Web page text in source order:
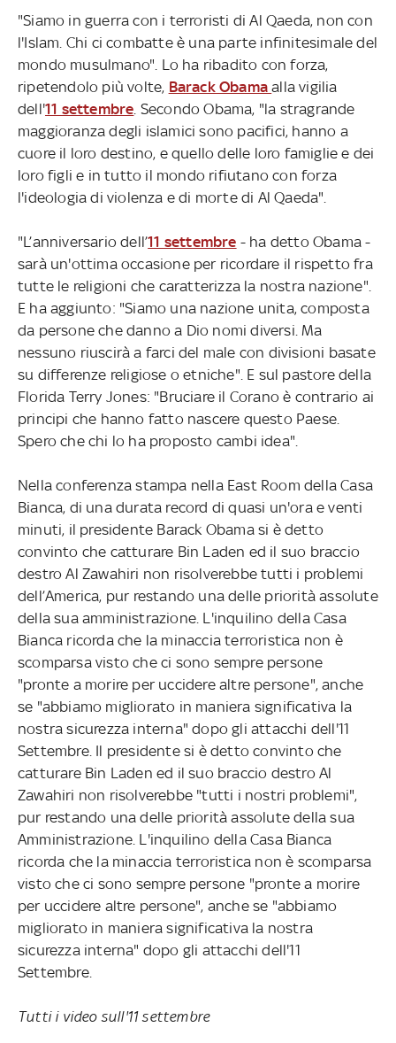
"Siamo in guerra con i terroristi di Al Qaeda, non con
l'Islam. Chi ci combatte è una parte infinitesimale del
mondo musulmano". Lo ha ribadito con forza,
ripetendolo più volte, Barack Obamaalla vigilia
dell'11 settembre . Secondo Obama, "la stragrande
maggioranza degli islamici sono pacifici, hanno a
cuore il loro destino, e quello delle loro famiglie e dei
loro figli e in tutto il mondo rifiutano con forza
l'ideologia di violenza e di morte di Al Qaeda".
"L’anniversario dell’11 settembre - ha detto Obama -
sarà un'ottima occasione per ricordare il rispetto fra
tutte le religioni che caratterizza la nostra nazione".
E ha aggiunto: "Siamo una nazione unita, composta
da persone che danno a Dio nomi diversi. Ma
nessuno riuscirà a farci del male con divisioni basate
su differenze religiose o etniche". E sul pastore della
Florida Terry Jones: "Bruciare il Corano è contrario ai
principi che hanno fatto nascere questo Paese.
Spero che chi lo ha proposto cambi idea".
Nella conferenza stampa nella East Room della Casa
Bianca, di una durata record di quasi un'ora e venti
minuti, il presidente Barack Obama si è detto
convinto che catturare Bin Laden ed il suo braccio
destro Al Zawahiri non risolverebbe tutti i problemi
dell’America, pur restando una delle priorità assolute
della sua amministrazione. L'inquilino della Casa
Bianca ricorda che la minaccia terroristica non è
scomparsa visto che ci sono sempre persone
"pronte a morire per uccidere altre persone", anche
se "abbiamo migliorato in maniera significativa la
nostra sicurezza interna" dopo gli attacchi dell'11
Settembre. Il presidente si è detto convinto che
catturare Bin Laden ed il suo braccio destro Al
Zawahiri non risolverebbe "tutti i nostri problemi",
pur restando una delle priorità assolute della sua
Amministrazione. L'inquilino della Casa Bianca
ricorda che la minaccia terroristica non è scomparsa
visto che ci sono sempre persone "pronte a morire
per uccidere altre persone", anche se "abbiamo
migliorato in maniera significativa la nostra
sicurezza interna" dopo gli attacchi dell'11
Settembre.
Tutti i video sull'11 settembre